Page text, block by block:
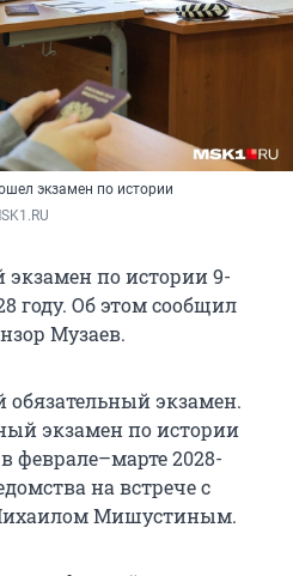
экзамен по истории
по истории 9-
году. Об этом сообщил
Музаев.
обязательный экзамен.
экзамен по истории
феврале–марте 2028-
на встрече с
Мишустиным.